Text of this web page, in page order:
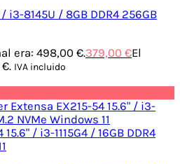
/ i3-8145U / 8GB DDR4 256GB
era: 498,00 €.379,00 €El
IVA incluido